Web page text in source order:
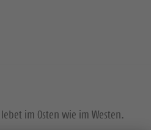
im Osten wie im Westen.